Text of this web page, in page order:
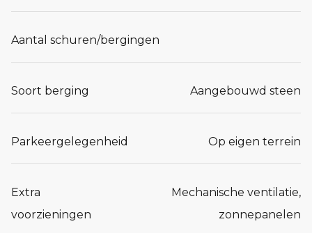
Aantal schuren/bergingen
Soort berging Aangebouwd steen
Parkeergelegenheid Op eigen terrein
Extra
voorzieningen
Mechanische ventilatie,
zonnepanelen